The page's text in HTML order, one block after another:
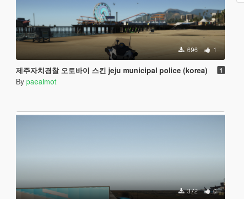
696 1
제주자치경찰 오토바이 스킨 jeju municipal police (korea) 1
By paealmot
372 0